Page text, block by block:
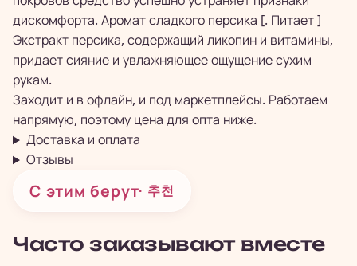
дискомфорта. Аромат сладкого персика [. Питает ]
Экстракт персика, содержащий ликопин и витамины,
придает сияние и увлажняющее ощущение сухим
рукам.
Заходит и в офлайн, и под маркетплейсы. Работаем
напрямую, поэтому цена для опта ниже.
Доставка и оплата
Отзывы
С этим берут· 추천
Часто заказывают вместе